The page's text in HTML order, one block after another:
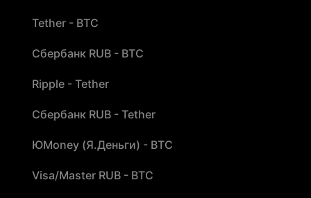
Tether - BTC
Сбербанк RUB - BTC
Ripple - Tether
Сбербанк RUB - Tether
ЮMoney (Я.Деньги) - BTC
Visa/Master RUB - BTC